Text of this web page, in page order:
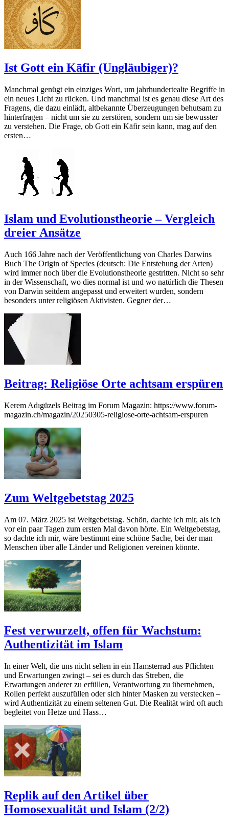
Ist Gott ein Kāfir (Ungläubiger)?
Manchmal genügt ein einziges Wort, um jahrhundertealte Begriffe in
ein neues Licht zu rücken. Und manchmal ist es genau diese Art des
Fragens, die dazu einlädt, altbekannte Überzeugungen behutsam zu
hinterfragen – nicht um sie zu zerstören, sondern um sie bewusster
zu verstehen. Die Frage, ob Gott ein Kāfir sein kann, mag auf den
ersten…
Islam und Evolutionstheorie – Vergleich
dreier Ansätze
Auch 166 Jahre nach der Veröffentlichung von Charles Darwins
Buch The Origin of Species (deutsch: Die Entstehung der Arten)
wird immer noch über die Evolutionstheorie gestritten. Nicht so sehr
in der Wissenschaft, wo dies normal ist und wo natürlich die Thesen
von Darwin seitdem angepasst und erweitert wurden, sondern
besonders unter religiösen Aktivisten. Gegner der…
Beitrag: Religiöse Orte achtsam erspüren
Kerem Adıgüzels Beitrag im Forum Magazin: https://www.forum-
magazin.ch/magazin/20250305-religiose-orte-achtsam-erspuren
Zum Weltgebetstag 2025
Am 07. März 2025 ist Weltgebetstag. Schön, dachte ich mir, als ich
vor ein paar Tagen zum ersten Mal davon hörte. Ein Weltgebetstag,
so dachte ich mir, wäre bestimmt eine schöne Sache, bei der man
Menschen über alle Länder und Religionen vereinen könnte.
Fest verwurzelt, offen für Wachstum:
Authentizität im Islam
In einer Welt, die uns nicht selten in ein Hamsterrad aus Pflichten
und Erwartungen zwingt – sei es durch das Streben, die
Erwartungen anderer zu erfüllen, Verantwortung zu übernehmen,
Rollen perfekt auszufüllen oder sich hinter Masken zu verstecken –
wird Authentizität zu einem seltenen Gut. Die Realität wird oft auch
begleitet von Hetze und Hass…
Replik auf den Artikel über
Homosexualität und Islam (2/2)